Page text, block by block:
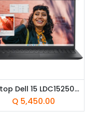
Laptop Dell 15 LDC15250 15.6" Touchscreen Intel Core i5-1334U 8GB RAM 512GB SSD Intel UHD Graphics W11 Home Negro Teclado Inglés
Q 5,450.00